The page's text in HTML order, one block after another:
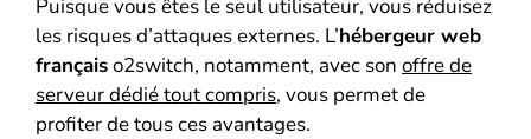
Puisque vous êtes le seul utilisateur, vous réduisez
les risques d’attaques externes. L’hébergeur web
françaiso2switch, notamment, avec son offre de
serveur dédié tout compris, vous permet de
profiter de tous ces avantages.